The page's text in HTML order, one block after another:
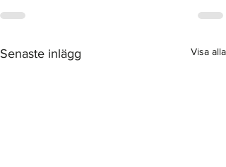
Senaste inlägg Visa alla